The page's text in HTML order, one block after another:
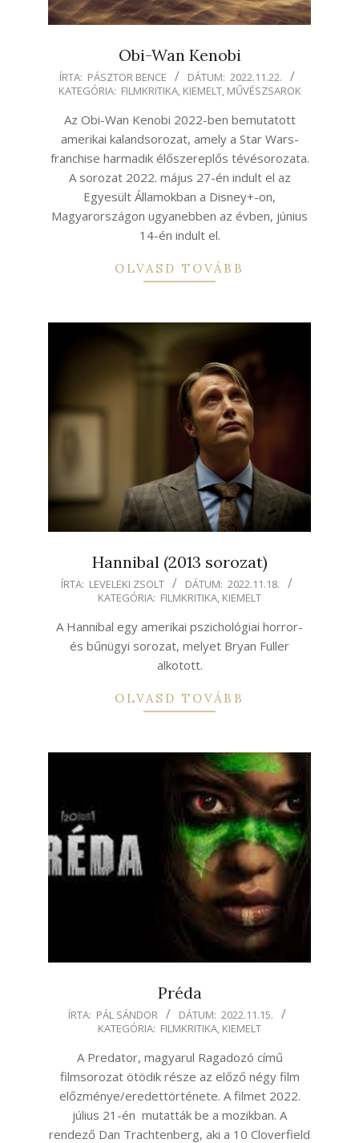
Obi-Wan Kenobi
2022-
11-
ÍRTA: PÁSZTOR BENCE DÁTUM: 2022.11.22.
KATEGÓRIA: FILMKRITIKA, KIEMELT, MŰVÉSZSAROK
Az Obi-Wan Kenobi 2022-ben bemutatott
amerikai kalandsorozat, amely a Star Wars-
franchise harmadik élőszereplős tévésorozata.
A sorozat 2022. május 27-én indult el az
Egyesült Államokban a Disney+-on,
Magyarországon ugyanebben az évben, június
14-én indult el.
OLVASD TOVÁBB
Hannibal (2013 sorozat)
2022-
18
ÍRTA: LEVELEKI ZSOLT DÁTUM: 2022.11.18.
KATEGÓRIA: FILMKRITIKA, KIEMELT
A Hannibal egy amerikai pszichológiai horror-
és bűnügyi sorozat, melyet Bryan Fuller
alkotott.
OLVASD TOVÁBB
Préda
2022-ÍRTA: PÁL SÁNDOR DÁTUM: 2022.11.15.
KATEGÓRIA: FILMKRITIKA, KIEMELT
A Predator, magyarul Ragadozó című
filmsorozat ötödik része az előző négy film
előzménye/eredettörténete. A filmet 2022.
július 21-én mutatták be a mozikban. A
rendező Dan Trachtenberg, aki a 10 Cloverfield